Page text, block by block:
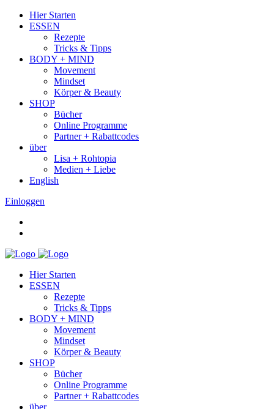
Hier Starten
ESSEN
Rezepte
Tricks & Tipps
BODY + MIND
Movement
Mindset
Körper & Beauty
SHOP
Bücher
Online Programme
Partner + Rabattcodes
über
Lisa + Rohtopia
Medien + Liebe
English
Einloggen
Hier Starten
ESSEN
Rezepte
Tricks & Tipps
BODY + MIND
Movement
Mindset
Körper & Beauty
SHOP
Bücher
Online Programme
Partner + Rabattcodes
über